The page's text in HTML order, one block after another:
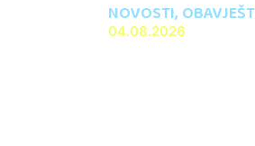
NOVOSTI,
04.08.2026